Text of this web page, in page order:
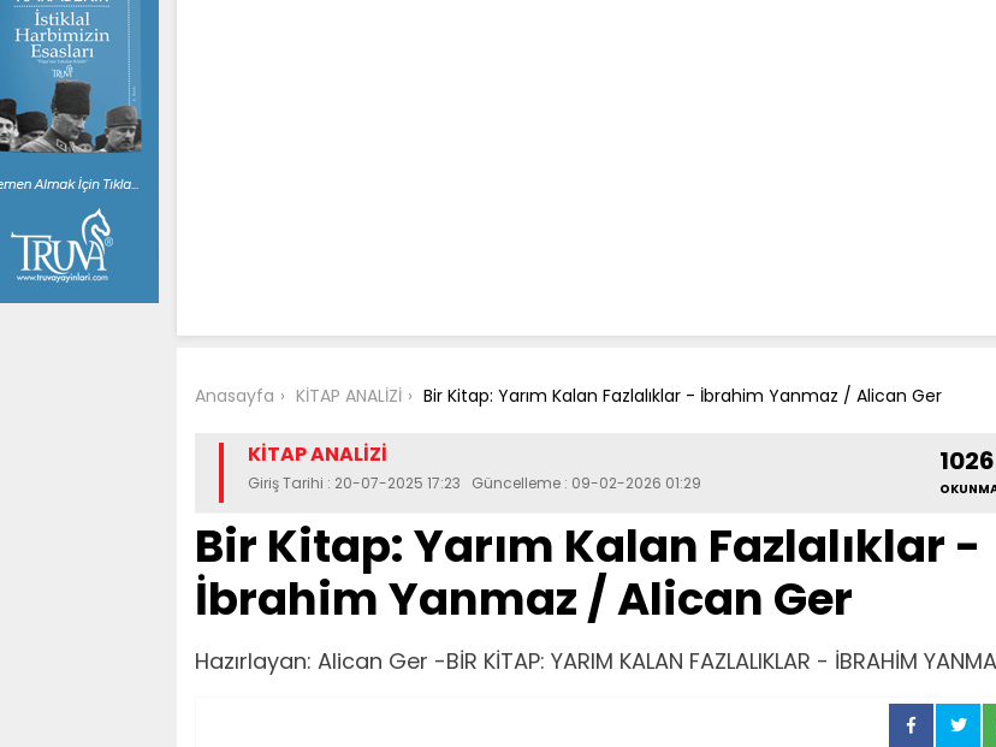
Anasayfa KİTAP ANALİZİ Bir Kitap: Yarım Kalan Fazlalıklar - İbrahim Yanmaz / Alican Ger
KİTAP ANALİZİ
Giriş Tarihi : 20-07-2025 17:23 Güncelleme : 09-02-2026 01:29
1026
Bir Kitap: Yarım Kalan Fazlalıklar -
İbrahim Yanmaz / Alican Ger
Hazırlayan: Alican Ger -BİR KİTAP: YARIM KALAN FAZLALIKLAR - İBRAHİM